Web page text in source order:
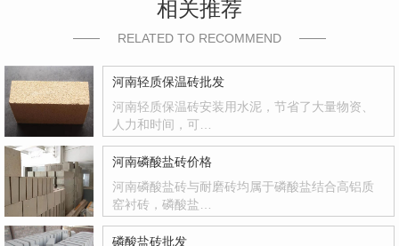
相关推荐
RELATED TO RECOMMEND
河南轻质保温砖批发
河南轻质保温砖安装用水泥，节省了大量物资、
人力和时间，可…
河南磷酸盐砖价格
河南磷酸盐砖与耐磨砖均属于磷酸盐结合高铝质
窑衬砖，磷酸盐…
磷酸盐砖批发